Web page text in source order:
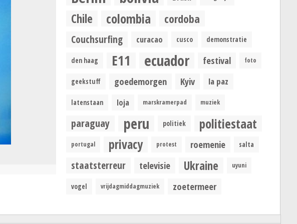
Chile colombia cordoba
Couchsurfing curacao cusco demonstratie
den haag E11 ecuador festival foto
geekstuff goedemorgen Kyiv la paz
latenstaan loja marskramerpad muziek
paraguay peru politiek politiestaat
portugal privacy protest roemenie salta
staatsterreur televisie Ukraine uyuni
vogel vrijdagmiddagmuziek zoetermeer